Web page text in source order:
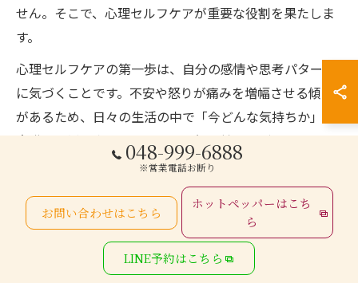
せん。そこで、心理セルフケアが重要な役割を果たしま
す。
心理セルフケアの第一歩は、自分の感情や思考パターン
に気づくことです。不安や怒りが痛みを増幅させる傾向
があるため、日々の生活の中で「今どんな気持ちか」を
意識し、紙に書き出してみる習慣を持つのがおすすめで
す。こうした自己観察は、痛みと心の関係を客観的に捉
また、呼吸を整えたり、簡単な瞑想を取り入れること
で、ストレスによる神経の緊張を和らげる効果も期待で
きます。実際に患者さんからは「イライラしたときに深
048-999-6888
※営業電話お断り
お問い合わせはこちら
ホットペッパーはこち
ら
LINE予約はこちら